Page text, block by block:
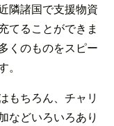
隣諸国で支援物資
てることができま
くのものをスピー
もちろん、チャリ
などいろいろあり